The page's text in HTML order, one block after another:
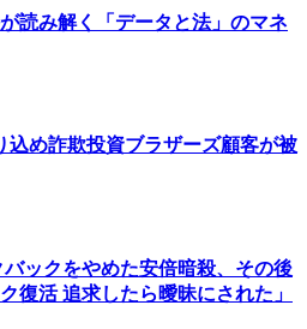
読み解く「データと法」のマネ
込め詐欺投資ブラザーズ顧客が被
バックをやめた安倍暗殺、その後
復活 追求したら曖昧にされた」